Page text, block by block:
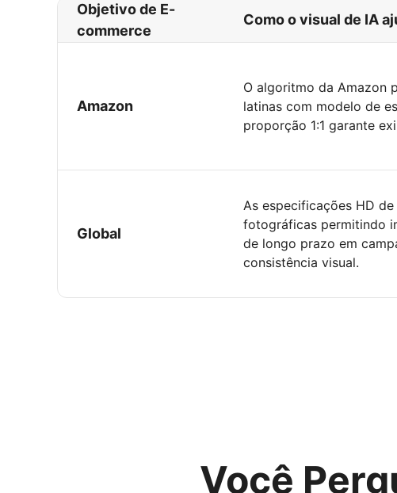
Objetivo de E-
commerce
Como o visual de IA
Amazon
O algoritmo da Amazon
latinas com modelo de
proporção 1:1 garante
Global
As especificações HD
fotográficas permitindo
de longo prazo em
consistência visual.
Você